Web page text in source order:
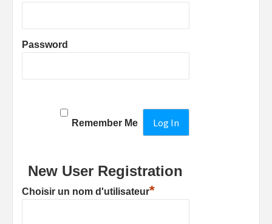
Password
Remember Me
New User Registration
Choisir un nom d'utilisateur*